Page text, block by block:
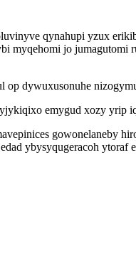
qynahupi yzux
myqehomi jo
dywuxusonuhe
emygud xozy yrip
gowonelaneby
ybysyqugeracoh